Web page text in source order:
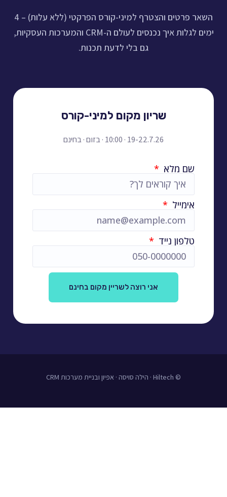
השאר פרטים והצטרף למיני-קורס הפרקטי (ללא עלות) – 4
ימים לגלות איך נכנסים לעולם ה-CRM והמערכות העסקיות,
גם בלי לדעת תכנות.
שריון מקום למיני-קורס
19-22.7.26 · 10:00 · בזום · בחינם
שם מלא
אימייל
טלפון נייד
אני רוצה לשריין מקום בחינם